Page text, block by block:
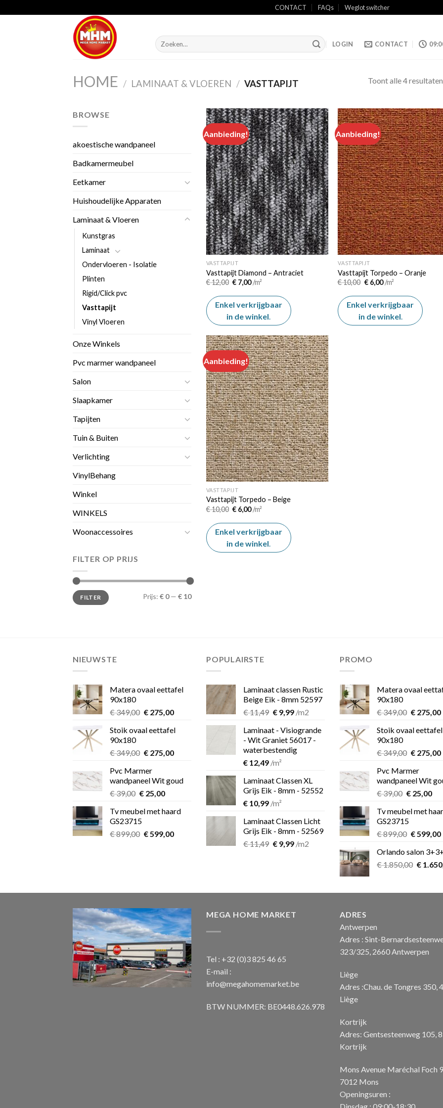
to
CONTACT FAQs Weglot switcher
Zoeken
naar:
LOGIN CONTACT
HOME / LAMINAAT & VLOEREN / VASTTAPIJT Toont alle 4 resultaten
BROWSE
akoestische wandpaneel
Badkamermeubel
Eetkamer
Huishoudelijke Apparaten
Laminaat & Vloeren
Kunstgras
Laminaat
Ondervloeren - Isolatie
Plinten
Rigid/Click pvc
Vasttapijt
Vinyl Vloeren
Onze Winkels
Pvc marmer wandpaneel
Salon
Slaapkamer
Tapijten
Tuin & Buiten
Verlichting
VinylBehang
Winkel
WINKELS
Woonaccessoires
FILTER OP PRIJS
Min.
prijs
Max.
prijsFILTER Prijs: € 0— € 10
Aanbieding!
Add to
wishlist
VASTTAPIJT
Vasttapijt Diamond – Antraciet
€12,00 Oorspronkelijke
prijs
was:
€ 12,00.
€ 7,00Huidige
is:
€ 7,00.
/m²
Enkel verkrijgbaar
in de winkel.
Aanbieding!
VASTTAPIJT
Vasttapijt Torpedo – Oranje
€10,00 Oorspronkelijke
prijs
was:
€ 10,00.
€6,00Huidige
is:
€ 6,00.
/m²
Enkel verkrijgbaar
in de winkel.
Aanbieding!
Add to
wishlist
VASTTAPIJT
Vasttapijt Torpedo – Beige
€10,00 Oorspronkelijke
prijs
was:
€ 10,00.
€ 6,00Huidige
is:
€ 6,00.
/m²
Enkel verkrijgbaar
in de winkel.
NIEUWSTE
Matera ovaal eettafel
90x180
€349,00 Oorspronkelijke
was:
€275,00Huidige
is:
Stoik ovaal eettafel
90x180
€349,00 Oorspronkelijke
was:
€ 349,00.
€275,00Huidige
€ 275,00.
Pvc Marmer
wandpaneel Wit goud
€39,00 Oorspronkelijke
was:
€ 39,00.
€25,00Huidige
is:
Tv meubel met haard
GS23715
€899,00 Oorspronkelijke
€599,00Huidige
POPULAIRSTE
Laminaat classen Rustic
Beige Eik - 8mm 52597
€11,49 Oorspronkelijke
was:
€ 11,49.
€9,99Huidige
is:
€ 9,99.
/m2
Laminaat - Visiogrande
- Wit Graniet 56017 -
waterbestendig
€ 12,49 /m²
Laminaat Classen XL
Grijs Eik - 8mm - 52552
€ 10,99 /m²
Laminaat Classen Licht
Grijs Eik - 8mm - 52569
€11,49 Oorspronkelijke
€9,99Huidige
/m2
PROMO
Matera ovaal
90x180
€349,00
was:
€275,00
is:
Stoik ovaal eettafel
90x180
€349,00
was:
€ 349,00.
€275,00
Pvc Marmer
wandpaneel Wit
€39,00
was:
€ 39,00.
€25,00
is:
Tv meubel met
GS23715
€899,00
was:
€ 899,00.
€599,00
Orlando salon
€1.850,00
€
€
MEGA HOME MARKET
Tel : +32 (0)3 825 46 65
E-mail :
info@megahomemarket.be
BTW NUMMER: BE0448.626.978
ADRES
Antwerpen
Adres : Sint-
323/325, 2660 Antwerpen
Liège
Adres :Chau. de Tongres 350,
Liège
Kortrijk
Adres: Gentsesteenweg 105,
Kortrijk
Mons Avenue Maréchal Foch
7012 Mons
Openingsuren :